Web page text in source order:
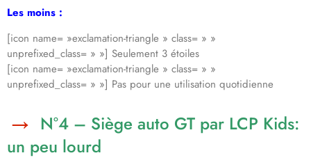
Les moins :
[icon name= »exclamation-triangle » class= » »
unprefixed_class= » »] Seulement 3 étoiles
[icon name= »exclamation-triangle » class= » »
unprefixed_class= » »] Pas pour une utilisation quotidienne
N°4 – Siège auto GT par LCP Kids:
un peu lourd